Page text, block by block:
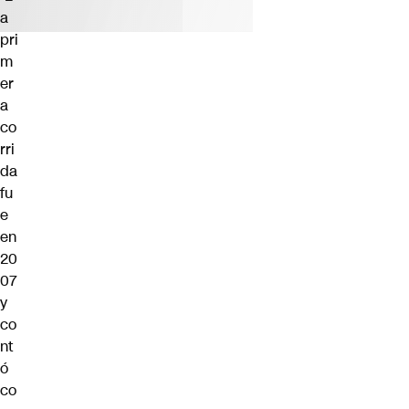
a
pri
m
er
a
co
rri
da
fu
e
en
20
07
y
co
nt
ó
co